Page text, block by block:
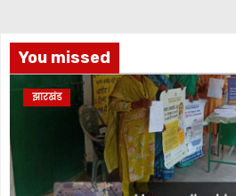
You missed
झारखंड